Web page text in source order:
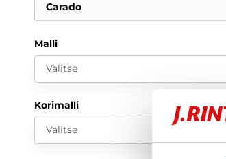
Carado
Malli
Valitse
Korimalli
Valitse